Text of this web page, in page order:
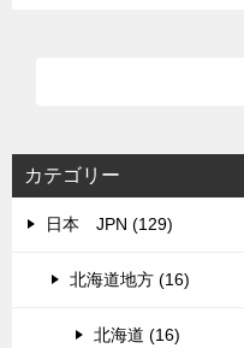
カテゴリー
日本 JPN (129)
北海道地方 (16)
北海道 (16)